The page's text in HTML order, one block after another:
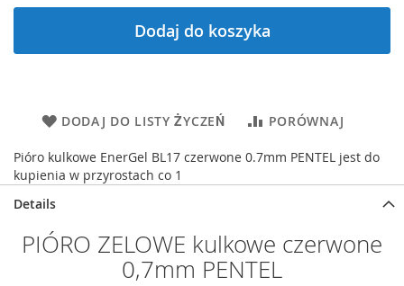
Dodaj do koszyka
DODAJ DO LISTY ŻYCZEŃ PORÓWNAJ
Pióro kulkowe EnerGel BL17 czerwone 0.7mm PENTEL jest do
kupienia w przyrostach co 1
Details
PIÓRO ZELOWE kulkowe czerwone
0,7mm PENTEL